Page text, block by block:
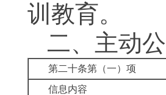
训教育。
二、 主动
第二十条第（一）项
信息内容